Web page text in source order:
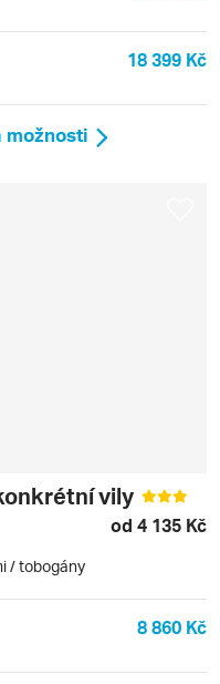
18 399 Kč
možnosti
vily
od 4 135 Kč
/ tobogány
8 860 Kč